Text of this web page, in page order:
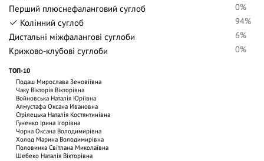
Перший плюснефаланговий суглоб
0%
Колінний суглоб
94%
Дистальні міжфалангові суглоби
6%
Крижово-клубові суглоби
0%
ТОП-10
Подаш Мирослава Зеновіївна
Чаку Вiкторiя Вiкторiвна
Войновська Наталія Юріївна
Алмустафа Оксана Ивановна
Стрілецька Наталія Костянтинівна
Гуненко Ірина Ігорівна
Чорна Оксана Володимирівна
Холод Марина Володимирівна
Половинка Світлана Миколаївна
Шебеко Наталія Вікторівна